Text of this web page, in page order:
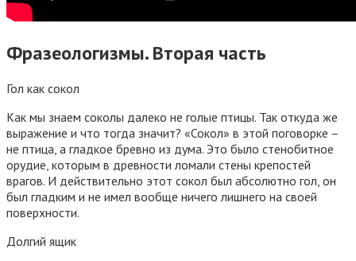
Фразеологизмы. Вторая часть
Гол как сокол
Как мы знаем соколы далеко не голые птицы. Так откуда же
выражение и что тогда значит? «Сокол» в этой поговорке –
не птица, а гладкое бревно из дума. Это было стенобитное
орудие, которым в древности ломали стены крепостей
врагов. И действительно этот сокол был абсолютно гол, он
был гладким и не имел вообще ничего лишнего на своей
поверхности.
Долгий ящик